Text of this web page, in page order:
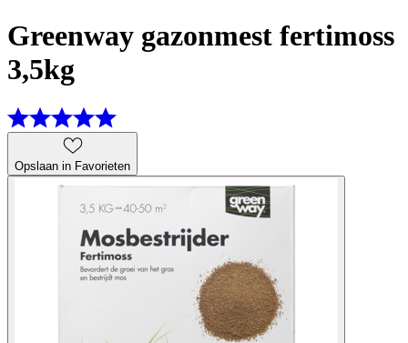
Greenway gazonmest fertimoss
3,5kg
Opslaan in Favorieten